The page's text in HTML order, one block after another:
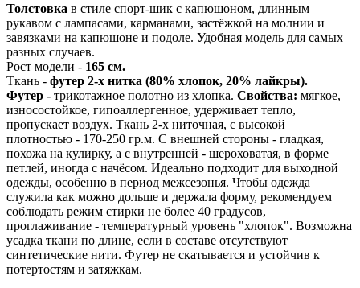
Толстовка в стиле спорт-шик с капюшоном, длинным
рукавом с лампасами, карманами, застёжкой на молнии и
завязками на капюшоне и подоле. Удобная модель для самых
разных случаев.
Рост модели - 165 см.
Ткань - футер 2-х нитка (80% хлопок, 20% лайкры).
Футер - трикотажное полотно из хлопка. Свойства: мягкое,
износостойкое, гипоаллергенное, удерживает тепло,
пропускает воздух. Ткань 2-х ниточная, с высокой
плотностью - 170-250 гр.м. С внешней стороны - гладкая,
похожа на кулирку, а с внутренней - шероховатая, в форме
петлей, иногда с начёсом. Идеально подходит для выходной
одежды, особенно в период межсезонья. Чтобы одежда
служила как можно дольше и держала форму, рекомендуем
соблюдать режим стирки не более 40 градусов,
проглаживание - температурный уровень "хлопок". Возможна
усадка ткани по длине, если в составе отсутствуют
синтетические нити. Футер не скатывается и устойчив к
потертостям и затяжкам.